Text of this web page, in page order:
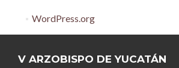
WordPress.org
V ARZOBISPO DE YUCATÁN